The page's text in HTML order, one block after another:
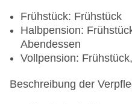
Frühstück: Frühstück
Halbpension:
Abendessen
Vollpension:
Beschreibung der